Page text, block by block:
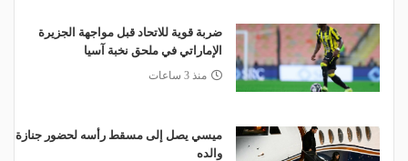
ضربة قوية للاتحاد قبل مواجهة الجزيرة
الإماراتي في ملحق نخبة آسيا
منذ 3 ساعات
ميسي يصل إلى مسقط رأسه لحضور جنازة
والده